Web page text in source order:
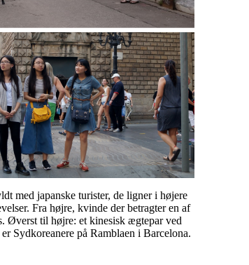
med japanske turister, de ligner i højere
Fra højre, kvinde der betragter en af
Øverst til højre: et kinesisk ægtepar ved
Sydkoreanere på Ramblaen i Barcelona.